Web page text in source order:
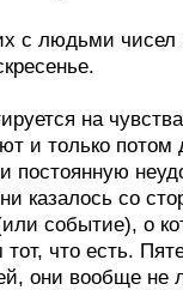
с людьми чисел
на
и только
постоянную
казалось со
событие), о
что есть.
они вообще не